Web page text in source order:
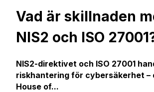
Vad är skillnaden
NIS2 och ISO
NIS2-direktivet och ISO 27001
riskhantering för cybersäkerhet –
House of...